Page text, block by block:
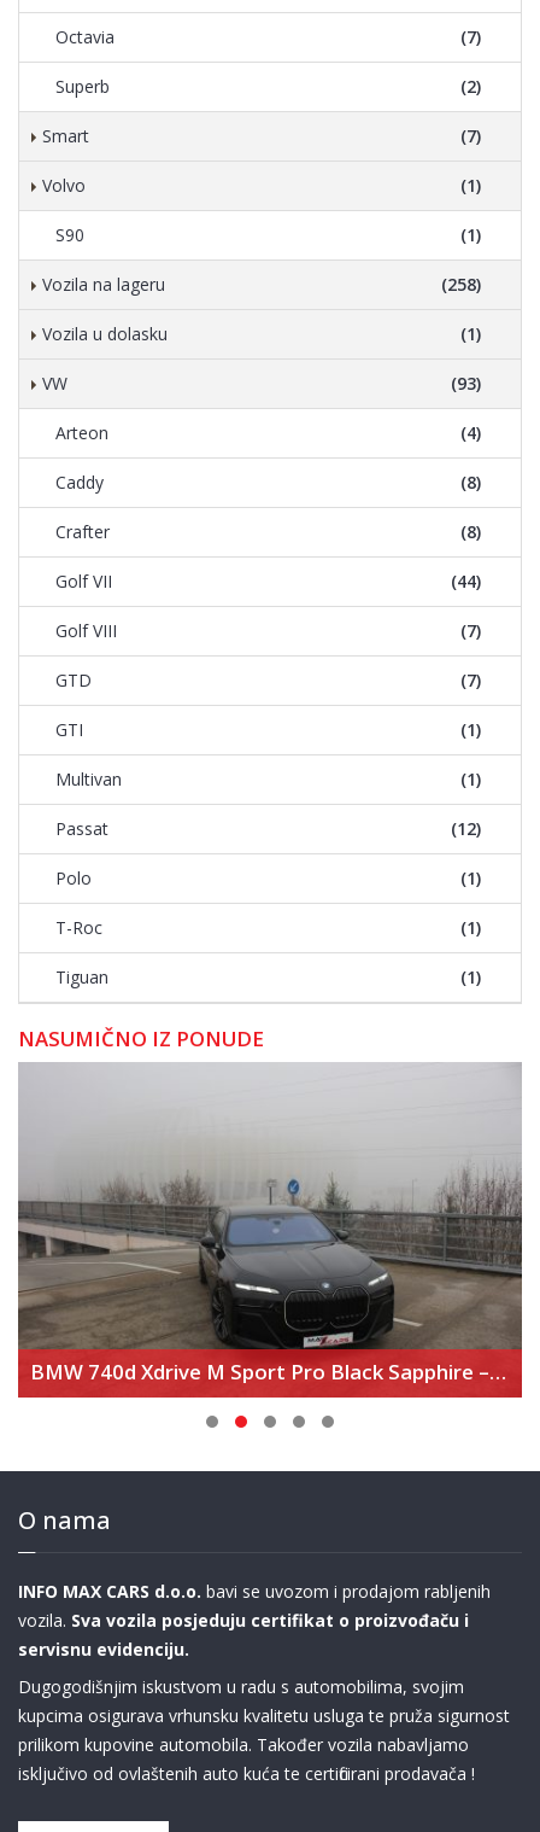
Octavia (7)
Superb (2)
Smart (7)
Volvo (1)
S90 (1)
Vozila na lageru (258)
Vozila u dolasku (1)
VW (93)
Arteon (4)
Caddy (8)
Crafter (8)
Golf VII (44)
Golf VIII (7)
GTD (7)
GTI (1)
Multivan (1)
Passat (12)
Polo (1)
T-Roc (1)
Tiguan (1)
NASUMIČNO IZ PONUDE
BMW 740d Xdrive M Sport Pro Black Sapphire – Executive Lounge – Theater Screen
O nama
INFO MAX CARS d.o.o. bavi se uvozom i prodajom rabljenih
vozila. Sva vozila posjeduju certifikat o proizvođaču i
servisnu evidenciju.
Dugogodišnjim iskustvom u radu s automobilima, svojim
kupcima osigurava vrhunsku kvalitetu usluga te pruža sigurnost
prilikom kupovine automobila. Također vozila nabavljamo
isključivo od ovlaštenih auto kuća te certificirani prodavača !